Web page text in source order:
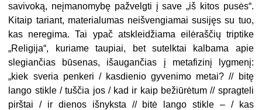
savivoką, neįmanomybę pažvelgti į save „iš kitos pusės“.
Kitaip tariant, materialumas neišvengiamai susijęs su tuo,
kas neregima. Tai ypač atskleidžiama eilėraščių triptike
„Religija“, kuriame taupiai, bet sutelktai kalbama apie
slegiančias būsenas, išaugančias į metafizinį lygmenį:
„kiek sveria penkeri / kasdienio gyvenimo metai? // bitę
lango stikle / tuščia jos / kad ir kaip bežiūrėtum // spragteli
pirštai / ir dienos išnyksta // bitė lango stikle – / kas